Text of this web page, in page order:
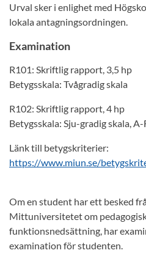
Urval sker i enlighet med
lokala antagningsordningen.
Examination
R101: Skriftlig rapport, 3,5 hp
Betygsskala: Tvågradig skala
R102: Skriftlig rapport, 4 hp
Betygsskala: Sju-gradig skala, A-
Länk till betygskriterier:
https://www.miun.se/
Om en student har ett besked
Mittuniversitetet om
funktionsnedsättning, har
examination för studenten.